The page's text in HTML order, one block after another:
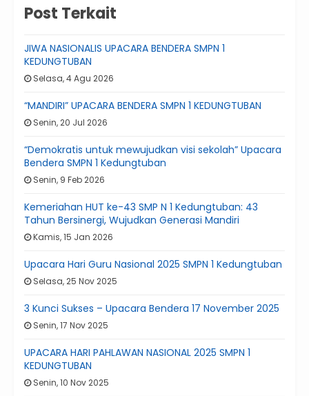
Post Terkait
JIWA NASIONALIS UPACARA BENDERA SMPN 1
KEDUNGTUBAN
Selasa, 4 Agu 2026
“MANDIRI” UPACARA BENDERA SMPN 1 KEDUNGTUBAN
Senin, 20 Jul 2026
“Demokratis untuk mewujudkan visi sekolah” Upacara
Bendera SMPN 1 Kedungtuban
Senin, 9 Feb 2026
Kemeriahan HUT ke-43 SMP N 1 Kedungtuban: 43
Tahun Bersinergi, Wujudkan Generasi Mandiri
Kamis, 15 Jan 2026
Upacara Hari Guru Nasional 2025 SMPN 1 Kedungtuban
Selasa, 25 Nov 2025
3 Kunci Sukses – Upacara Bendera 17 November 2025
Senin, 17 Nov 2025
UPACARA HARI PAHLAWAN NASIONAL 2025 SMPN 1
KEDUNGTUBAN
Senin, 10 Nov 2025